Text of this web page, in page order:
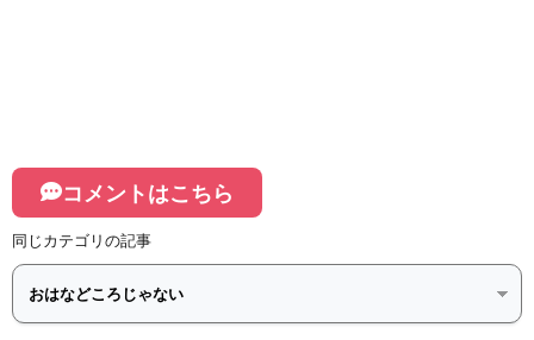
コメントはこちら
同じカテゴリの記事